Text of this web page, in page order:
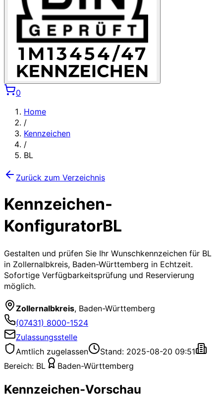
0
Home
/
Kennzeichen
/
BL
Zurück zum Verzeichnis
Kennzeichen-
KonfiguratorBL
Gestalten und prüfen Sie Ihr Wunschkennzeichen für BL
in Zollernalbkreis, Baden-Württemberg in Echtzeit.
Sofortige Verfügbarkeitsprüfung und Reservierung
möglich.
Zollernalbkreis, Baden-Württemberg
(07431) 8000-1524
Zulassungsstelle
Amtlich zugelassen
Stand: 2025-08-20 09:51
Bereich: BL Baden-Württemberg
Kennzeichen-Vorschau